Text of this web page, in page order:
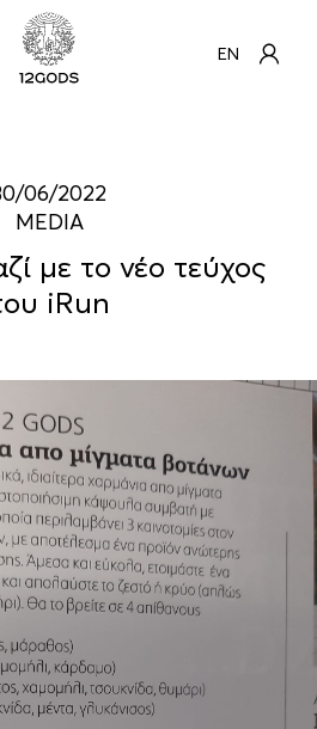
EN
06/2022
MEDIA
με το νέο τεύχος
iRun